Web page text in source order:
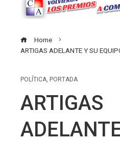
Home
ARTIGAS ADELANTE Y SU
POLÍTICA, PORTADA
ARTIGAS